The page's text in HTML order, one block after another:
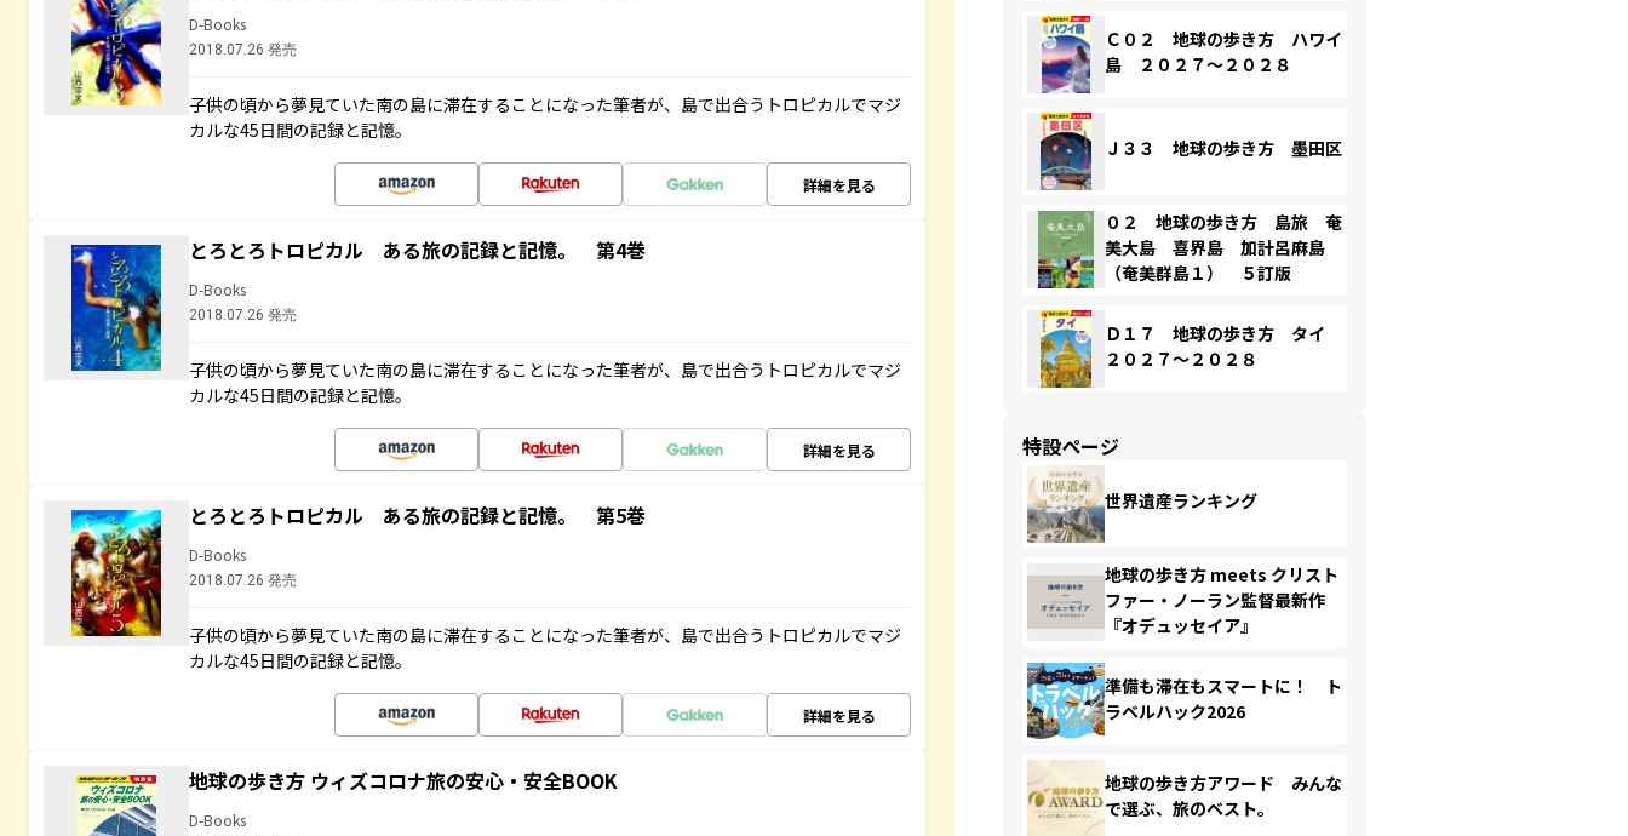
D-Books
2018.07.26 発売
子供の頃から夢見ていた南の島に滞在することになった筆者が、島で出合うトロピカルでマジ
カルな45日間の記録と記憶。
詳細を見る
とろとろトロピカル ある旅の記録と記憶。 第4巻
D-Books
2018.07.26 発売
子供の頃から夢見ていた南の島に滞在することになった筆者が、島で出合うトロピカルでマジ
カルな45日間の記録と記憶。
詳細を見る
とろとろトロピカル ある旅の記録と記憶。 第5巻
D-Books
2018.07.26 発売
子供の頃から夢見ていた南の島に滞在することになった筆者が、島で出合うトロピカルでマジ
カルな45日間の記録と記憶。
詳細を見る
地球の歩き方 ウィズコロナ旅の安心・安全BOOK
D-Books
Ｃ０２ 地球の歩き方 ハワイ
島 ２０２７～２０２８
Ｊ３３ 地球の歩き方 墨田区
０２ 地球の歩き方 島旅 奄
美大島 喜界島 加計呂麻島
（奄美群島１） ５訂版
Ｄ１７ 地球の歩き方 タイ
２０２７～２０２８
特設ページ
世界遺産ランキング
地球の歩き方 meets クリスト
ファー・ノーラン監督最新作
『オデュッセイア』
準備も滞在もスマートに！ ト
ラベルハック2026
地球の歩き方アワード みんな
で選ぶ、旅のベスト。